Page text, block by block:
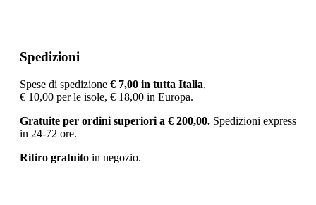
Spedizioni
Spese di spedizione € 7,00 in tutta Italia,
€ 10,00 per le isole, € 18,00 in Europa.
Gratuite per ordini superiori a € 200,00. Spedizioni express
in 24-72 ore.
Ritiro gratuito in negozio.